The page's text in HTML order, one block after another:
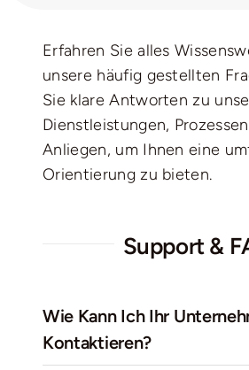
Erfahren Sie alles
unsere häufig gestellten
Sie klare Antworten zu
Dienstleistungen,
Anliegen, um Ihnen eine
Orientierung zu bieten.
Support &
Wie Kann Ich Ihr
Kontaktieren?